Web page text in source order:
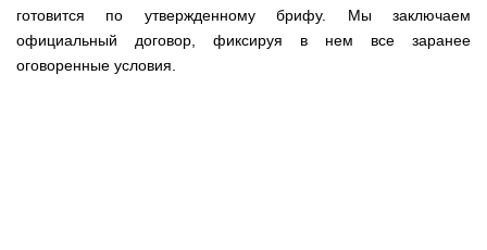
готовится по утвержденному брифу. Мы заключаем
официальный договор, фиксируя в нем все заранее
оговоренные условия.